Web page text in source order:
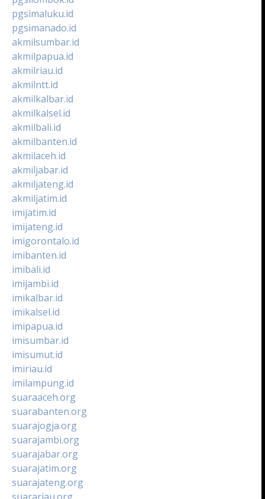
pgsimaluku.id
pgsimanado.id
akmilsumbar.id
akmilpapua.id
akmilriau.id
akmilntt.id
akmilkalbar.id
akmilkalsel.id
akmilbali.id
akmilbanten.id
akmilaceh.id
akmiljabar.id
akmiljateng.id
akmiljatim.id
imijatim.id
imijateng.id
imigorontalo.id
imibanten.id
imibali.id
imijambi.id
imikalbar.id
imikalsel.id
imipapua.id
imisumbar.id
imisumut.id
imiriau.id
imilampung.id
suaraaceh.org
suarabanten.org
suarajogja.org
suarajambi.org
suarajabar.org
suarajatim.org
suarajateng.org
suarariau.org